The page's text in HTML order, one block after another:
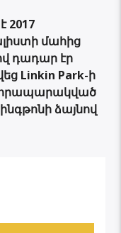
2017
մահից
դադար էր
Linkin Park-ի
ձայնով